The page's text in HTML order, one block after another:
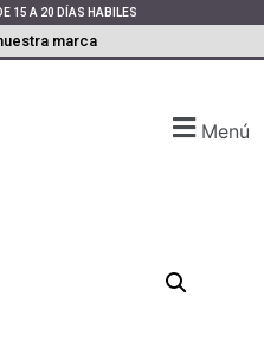
15 A 20 DÍAS HABILES
marca
Menú